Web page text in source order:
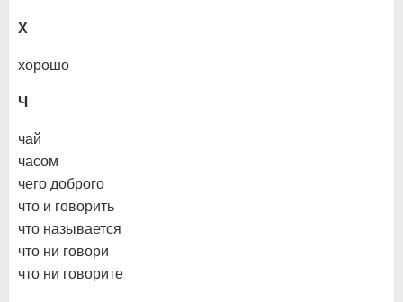
Х
хорошо
Ч
чай
часом
чего доброго
что и говорить
что называется
что ни говори
что ни говорите